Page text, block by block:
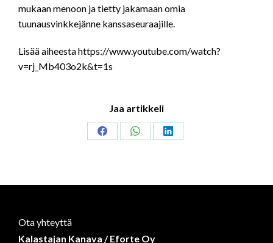
mukaan menoon ja tietty jakamaan omia
tuunausvinkkejänne kanssaseuraajille.
Lisää aiheesta https://www.youtube.com/watch?
v=rj_Mb403o2k&t=1s
Jaa artikkeli
Share
Share
Share
Ota yhteyttä
Kalastajan Kanava / Eforte Oy